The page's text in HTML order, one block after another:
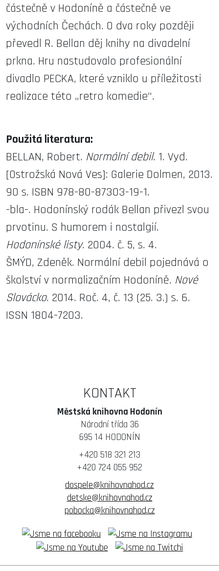
částečně v Hodoníně a částečně ve
východních Čechách. O dva roky později
převedl R. Bellan děj knihy na divadelní
prkna. Hru nastudovalo profesionální
divadlo PECKA, které vzniklo u příležitosti
realizace této „retro komedie“.
Použitá literatura:
BELLAN, Robert. Normální debil. 1. Vyd.
[Ostrožská Nová Ves]: Galerie Dolmen, 2013.
90 s. ISBN 978-80-87303-19-1.
-bla-. Hodonínský rodák Bellan přivezl svou
prvotinu. S humorem i nostalgií.
Hodonínské listy. 2004. č. 5, s. 4.
ŠMÝD, Zdeněk. Normální debil pojednává o
školství v normalizačním Hodoníně. Nové
Slovácko. 2014. Roč. 4, č. 13 (25. 3.) s. 6.
ISSN 1804-7203.
KONTAKT
Městská knihovna Hodonín
Národní třída 36
695 14 HODONÍN
+420 518 321 213
+420 724 055 952
dospele@knihovnahod.cz
detske@knihovnahod.cz
pobocka@knihovnahod.cz